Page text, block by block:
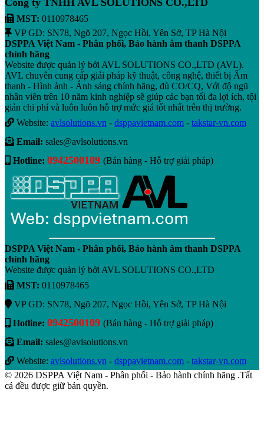
MST: 0110978465
VP GD: SN78, Ngõ 207, Ngọc Hồi, Yên Sở, TP Hà Nội
DSPPA Việt Nam - Phân phối, Bảo hành âm thanh DSPPA
chính hãng
Website được quản lý bởi AVL SOLUTIONS CO.,LTD (AVL).
AVL chuyên cung cấp giải pháp kỹ thuật, công nghệ, thiết bị Âm
thanh - Hình ảnh - Ánh sáng chính hãng, đủ CO/CQ, Với độ ngũ
nhân viên trên 10 năm kinh nghiệp sẽ giúp các bạn tối đa lợi ích, tội
giản chi phí và luôn luôn hỗ trợ mức giá tốt nhất trên thị trường.
Website: avlsolutions.vn - dsppavietnam.com - takstar-vn.com
Email: sales@avlsolutions.vn
Hotline: 0942500109 (Bán hàng - Hỗ trợ giải pháp)
DSPPA Việt Nam - Phân phối, Bảo hành âm thanh DSPPA
chính hãng
Website được quản lý bởi AVL SOLUTIONS CO.,LTD
MST: 0110978465
VP GD: SN78, Ngõ 207, Ngọc Hồi, Yên Sở, TP Hà Nội
Hotline: 0942500109 (Bán hàng - Hỗ trợ giải pháp)
Email: sales@avlsolutions.vn
Website: avlsolutions.vn - dsppavietnam.com - takstar-vn.com
© 2026 DSPPA Việt Nam - Phân phối - Bảo hành chính hãng .Tất
cả đều được giữ bản quyền.